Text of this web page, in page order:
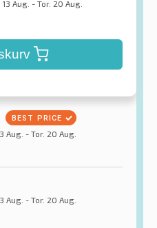
Aug. - Tor. 20 Aug.
Aug. - Tor. 20 Aug.
Aug. - Tor. 20 Aug.